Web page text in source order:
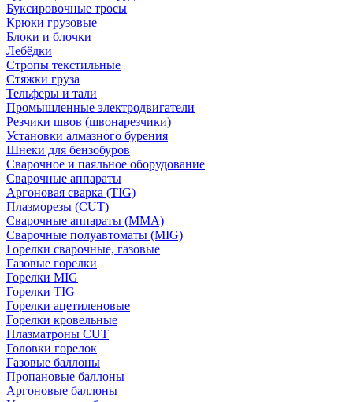
Буксировочные тросы
Крюки грузовые
Блоки и блочки
Лебёдки
Стропы текстильные
Стяжки груза
Тельферы и тали
Промышленные электродвигатели
Резчики швов (швонарезчики)
Установки алмазного бурения
Шнеки для бензобуров
Сварочное и паяльное оборудование
Сварочные аппараты
Аргоновая сварка (TIG)
Плазморезы (CUT)
Сварочные аппараты (MMA)
Сварочные полуавтоматы (MIG)
Горелки сварочные, газовые
Газовые горелки
Горелки MIG
Горелки TIG
Горелки ацетиленовые
Горелки кровельные
Плазматроны CUT
Головки горелок
Газовые баллоны
Пропановые баллоны
Аргоновые баллоны